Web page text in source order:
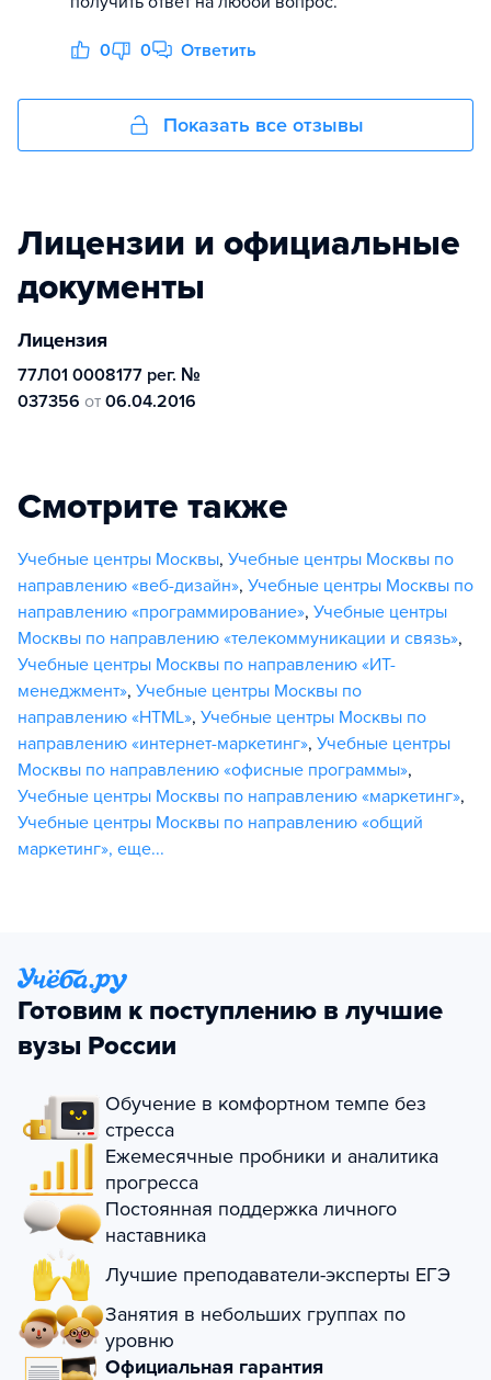
0 0 Ответить
Показать все отзывы
Лицензии и официальные
документы
Лицензия
77Л01 0008177 рег. №
037356 от 06.04.2016
Смотрите также
Учебные центры Москвы, Учебные центры Москвы по
направлению «веб-дизайн», Учебные центры Москвы по
направлению «программирование», Учебные центры
Москвы по направлению «телекоммуникации и связь»,
Учебные центры Москвы по направлению «ИТ-
менеджмент», Учебные центры Москвы по
направлению «HTML», Учебные центры Москвы по
направлению «интернет-маркетинг», Учебные центры
Москвы по направлению «офисные программы»,
Учебные центры Москвы по направлению «маркетинг»,
Учебные центры Москвы по направлению «общий
маркетинг», еще...
Готовим к поступлению в лучшие
вузы России
Обучение в комфортном темпе без
стресса
Ежемесячные пробники и аналитика
прогресса
Постоянная поддержка личного
наставника
Лучшие преподаватели-эксперты ЕГЭ
Занятия в небольших группах по
уровню
Официальная гарантия